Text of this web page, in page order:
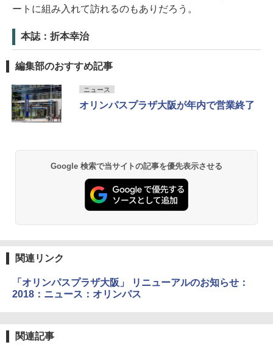
ートに組み入れて訪れるのもありだろう。
本誌：折本幸治
編集部のおすすめ記事
ニュース
オリンパスプラザ大阪が年内で営業終了
Google 検索で当サイトの記事を優先表示させる
関連リンク
「オリンパスプラザ大阪」 リニューアルのお知らせ：
2018：ニュース：オリンパス
関連記事